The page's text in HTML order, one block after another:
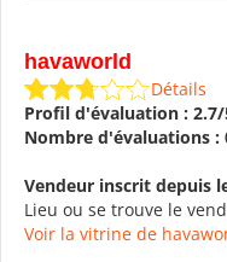
havaworld
Détails
Profil d'évaluation :
Nombre d'évaluations :
Vendeur inscrit depuis
Lieu ou se trouve le
Voir la vitrine de